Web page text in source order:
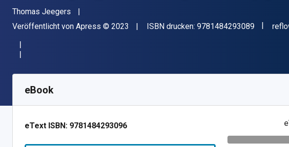
Autor(en)
Thomas Jeegers
Verleger
Veröffentlicht von Apress Copyright
© 2023 ISBN drucken: 9781484293089"ISBN-13
SKU:
eBook
eText ISBN: 9781484293096